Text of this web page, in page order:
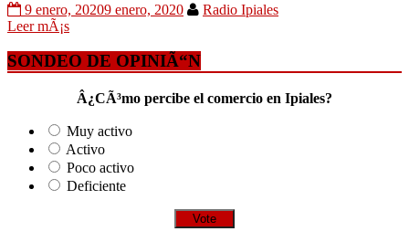
9 enero, 20209 enero, 2020
Radio Ipiales
Leer mÃ¡s
SONDEO DE OPINIÃ“N
Â¿CÃ³mo percibe el comercio en Ipiales?
Muy activo
Activo
Poco activo
Deficiente